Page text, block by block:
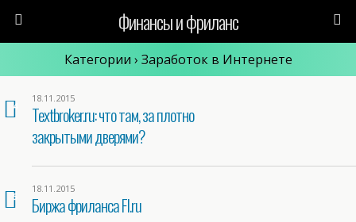
Финансы и фриланс
Категории › Заработок в Интернете
4
18.11.2015
Textbroker.ru: что там, за плотно
закрытыми дверями?
5
18.11.2015
Биржа фриланса Fl.ru